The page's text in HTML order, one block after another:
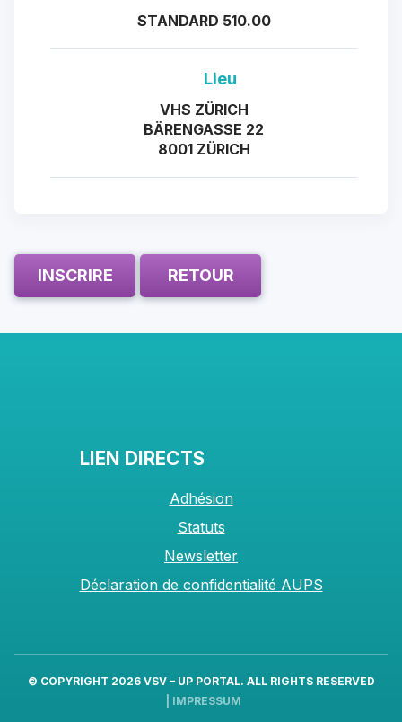
STANDARD 510.00
Lieu
VHS ZÜRICH
BÄRENGASSE 22
8001 ZÜRICH
INSCRIRE RETOUR
LIEN DIRECTS
Adhésion
Statuts
Newsletter
Déclaration de confidentialité AUPS
© COPYRIGHT 2026 VSV – UP PORTAL. ALL RIGHTS RESERVED
IMPRESSUM